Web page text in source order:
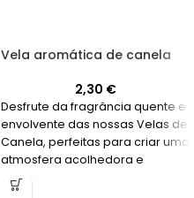
Vela aromática de canela
2,30 €
Desfrute da fragrância quente e
envolvente das nossas Velas de
Canela, perfeitas para criar uma
atmosfera acolhedora e
relaxante em sua casa.